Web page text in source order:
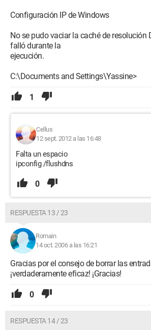
Configuración IP de Windows
No se pudo vaciar la caché de resolución
falló durante la
ejecución.
C:\Documents and Settings\Yassine>
1
Cellus
12 sept. 2012 a las 16:48
Falta un espacio
ipconfig /flushdns
0
RESPUESTA 13 / 23
Romain
14 oct. 2006 a las 16:21
Gracias por el consejo de borrar las
¡verdaderamente eficaz! ¡Gracias!
0
RESPUESTA 14 / 23